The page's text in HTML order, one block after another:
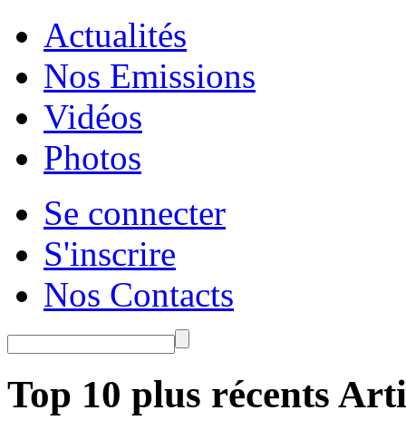
Actualités
Nos Emissions
Vidéos
Photos
Se connecter
S'inscrire
Nos Contacts
Top 10 plus récents